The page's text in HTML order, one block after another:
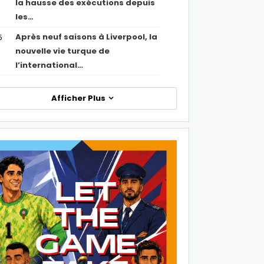
la hausse des exécutions depuis
les…
Après neuf saisons à Liverpool, la
nouvelle vie turque de
l’international…
Afficher Plus